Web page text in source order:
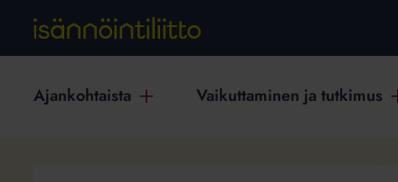
Ajankohtaista Vaikuttaminen ja tutkimus